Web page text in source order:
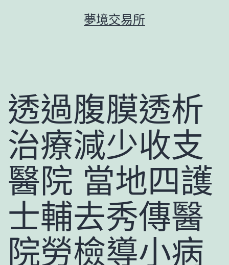
夢境交易所
透過腹膜透析
治療減少收支
醫院 當地四護
士輔去秀傳醫
院勞檢導小病